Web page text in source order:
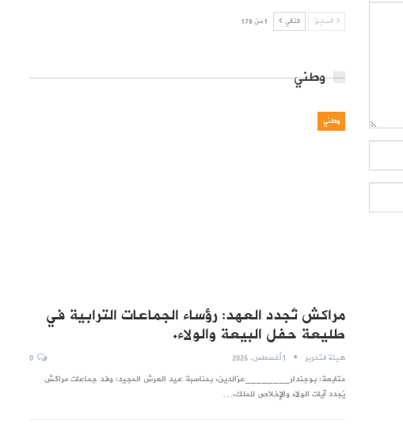
السابق التالي 1 من 178
وطني
وطني
مراكش تُجدد العهد: رؤساء الجماعات الترابية في
طليعة حفل البيعة والولاء.
هيئة التحرير 1 أغسطس, 2026
متابعة: بوجندار________عزالدين. بمناسبة عيد العرش المجيد: وفد جماعات مراكش
يُجدد آيات الولاء والإخلاص للملك.…